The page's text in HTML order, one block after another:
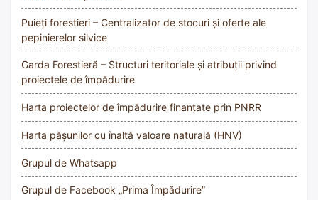
Puieți forestieri – Centralizator de stocuri și oferte ale
pepinierelor silvice
Garda Forestieră – Structuri teritoriale și atribuții privind
proiectele de împădurire
Harta proiectelor de împădurire finanțate prin PNRR
Harta pășunilor cu înaltă valoare naturală (HNV)
Grupul de Whatsapp
Grupul de Facebook „Prima Împădurire”